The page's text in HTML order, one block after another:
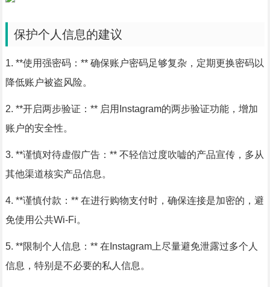
保护个人信息的建议
1. **使用强密码：** 确保账户密码足够复杂，定期更换密码以
降低账户被盗风险。
2. **开启两步验证：** 启用Instagram的两步验证功能，增加
账户的安全性。
3. **谨慎对待虚假广告：** 不轻信过度吹嘘的产品宣传，多从
其他渠道核实产品信息。
4. **谨慎付款：** 在进行购物支付时，确保连接是加密的，避
免使用公共Wi-Fi。
5. **限制个人信息：** 在Instagram上尽量避免泄露过多个人
信息，特别是不必要的私人信息。